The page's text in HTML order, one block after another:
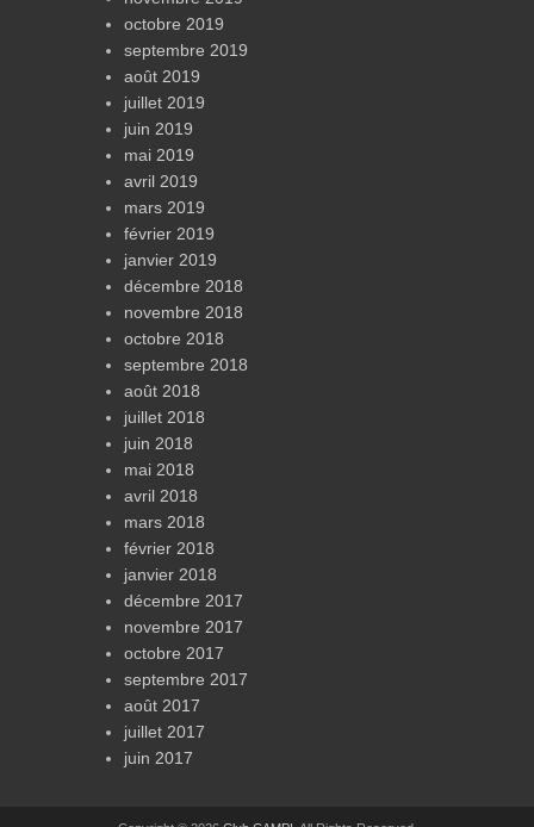
octobre 2019
septembre 2019
août 2019
juillet 2019
juin 2019
mai 2019
avril 2019
mars 2019
février 2019
janvier 2019
décembre 2018
novembre 2018
octobre 2018
septembre 2018
août 2018
juillet 2018
juin 2018
mai 2018
avril 2018
mars 2018
février 2018
janvier 2018
décembre 2017
novembre 2017
octobre 2017
septembre 2017
août 2017
juillet 2017
juin 2017